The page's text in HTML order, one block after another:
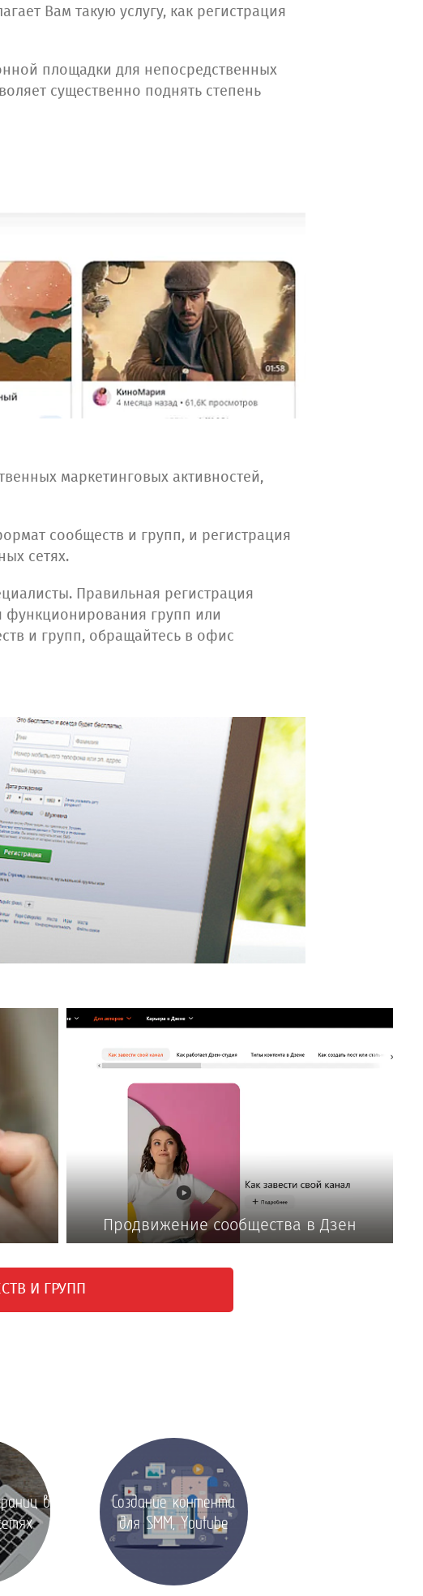
Вам такую услугу, как регистрация
площадки для непосредственных
существенно поднять степень
маркетинговых активностей,
сообществ и групп, и регистрация
сетях.
Правильная регистрация
функционирования групп или
и групп, обращайтесь в офис
Продвижение сообщества в Дзен
И ГРУПП
в
Создание контента
для SMM, Youtube